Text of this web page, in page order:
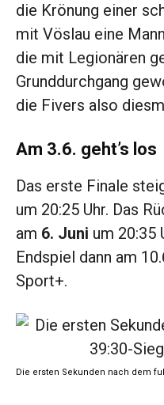
die Krönung einer
mit Vöslau eine
die mit Legionären
Grunddurchgang
die Fivers also
Am 3.6. geht’s los
Das erste Finale
um 20:25 Uhr. Das
am 6. Juni um 20:35
Endspiel dann am
Sport+.
Die ersten Sekunden nach dem